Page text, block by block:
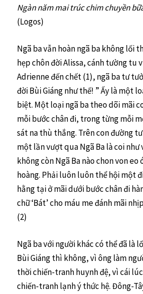
Ngàn năm mai trúc chim chuyền
(Logos)
Ngã ba vẫn hoàn ngã ba không lối
hẹp chôn đời Alissa, cánh tường tu
Adrienne đến chết (1), ngã ba tư
đời Bùi Giáng như thế! ” Ấy là một
biệt. Một loại ngã ba theo dõi mãi
mỗi bước chân đi, trong từng mỗi
sát na thù thắng. Trên con đường
một lần vượt qua Ngã Ba là coi như
không còn Ngã Ba nào chon von eo
hoàng. Phải luôn luôn thể hội một
hằng tại ở mãi dưới bước chân đi
chữ ‘Bát’ cho máu me đánh mãi
(2)
Ngã ba với người khác có thể đã là
Bùi Giáng thì không, vì ông làm
thời chiến-tranh huynh đệ, vì cái
chiến-tranh lạnh ý thức hệ. Đông-